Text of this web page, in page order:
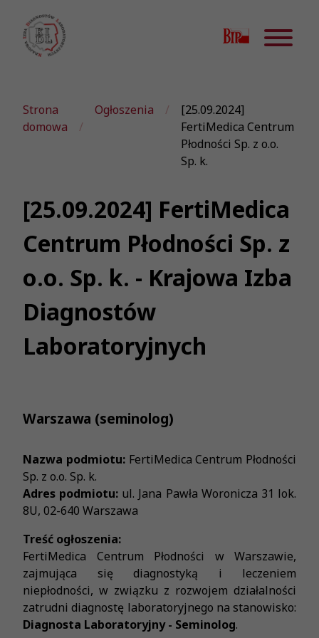
Strona
domowa
Ogłoszenia
[25.09.2024]
FertiMedica Centrum
Płodności Sp. z o.o.
Sp. k.
[25.09.2024] FertiMedica
Centrum Płodności Sp. z
o.o. Sp. k. - Krajowa Izba
Diagnostów
Laboratoryjnych
Warszawa (seminolog)
Nazwa podmiotu:FertiMedica Centrum Płodności
Sp. z o.o. Sp. k.
Adres podmiotu: ul. Jana Pawła Woronicza 31 lok.
8U, 02-640 Warszawa
Treść ogłoszenia:
FertiMedica Centrum Płodności w Warszawie,
zajmująca się diagnostyką i leczeniem
niepłodności, w związku z rozwojem działalności
zatrudni diagnostę laboratoryjnego na stanowisko:
Diagnosta Laboratoryjny - Seminolog.